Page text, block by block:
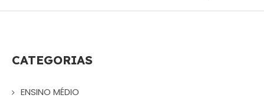
CATEGORIAS
ENSINO MÉDIO